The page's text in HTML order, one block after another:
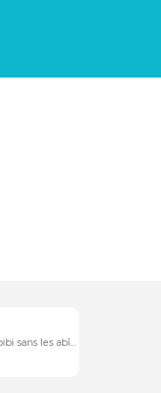
Poil doux mais efficace pour laver les bibi sans les abîmer